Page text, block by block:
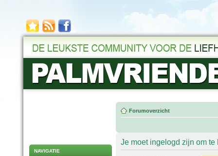
NAVIGATIE
Forumoverzicht
Je moet ingelogd zijn om